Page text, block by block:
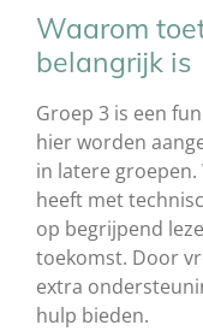
Waarom
belangrijk is
Groep 3 is een
hier worden
in latere
heeft met
op begrijpend
toekomst. Door
extra
hulp bieden.